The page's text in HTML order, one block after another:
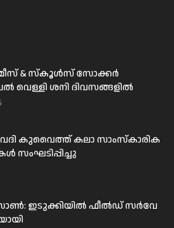
& സ്കൂൾസ് സോക്കർ
വെള്ളി ശനി ദിവസങ്ങളിൽ
കുവൈത്ത് കലാ സാംസ്കാരിക
സംഘടിപ്പിച്ചു
ഇടുക്കിയില്‍ ഫീല്‍ഡ് സര്‍വേ